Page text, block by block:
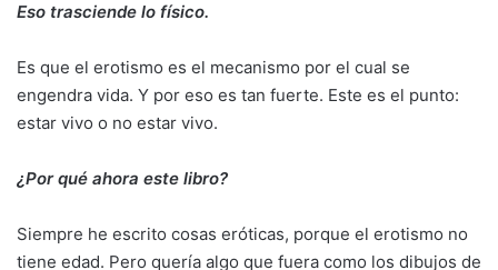
Eso trasciende lo físico.
Es que el erotismo es el mecanismo por el cual se
engendra vida. Y por eso es tan fuerte. Este es el punto:
estar vivo o no estar vivo.
¿Por qué ahora este libro?
Siempre he escrito cosas eróticas, porque el erotismo no
tiene edad. Pero quería algo que fuera como los dibujos de